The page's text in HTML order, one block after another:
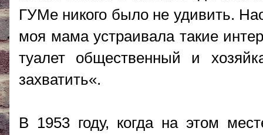
ГУМе никого было не удивить.
моя мама устраивала такие
туалет общественный и
захватить«.
В 1953 году, когда на этом